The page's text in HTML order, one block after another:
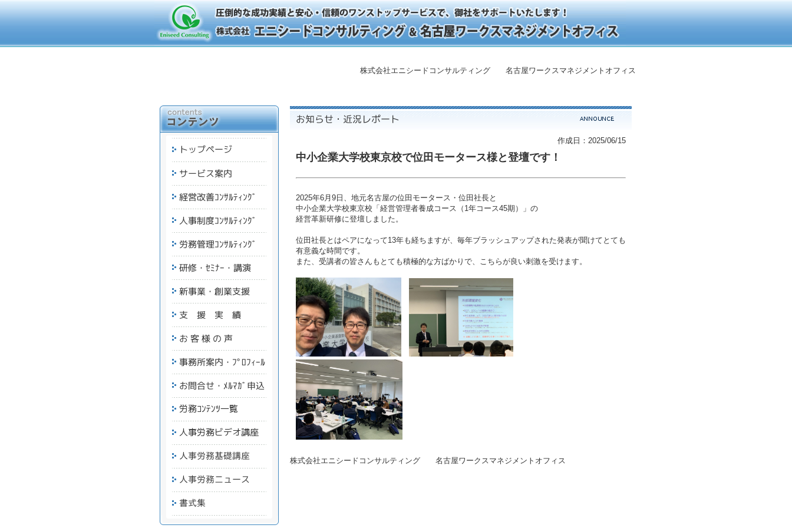
株式会社エニシードコンサルティング 名古屋ワークスマネジメントオフィス
作成日：2025/06/15
中小企業大学校東京校で位田モータース様と登壇です！
2025年6月9日、地元名古屋の位田モータース・位田社長と
中小企業大学校東京校「経営管理者養成コース（1年コース45期）」の
経営革新研修に登壇しました。
位田社長とはペアになって13年も経ちますが、毎年ブラッシュアップされた発表が聞けてとても
有意義な時間です。
また、受講者の皆さんもとても積極的な方ばかりで、こちらが良い刺激を受けます。
株式会社エニシードコンサルティング 名古屋ワークスマネジメントオフィス